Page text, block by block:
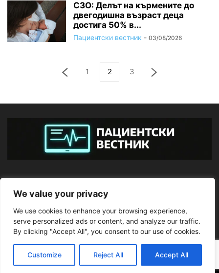
We value your privacy
We use cookies to enhance your browsing experience,
serve personalized ads or content, and analyze our traffic.
By clicking "Accept All", you consent to our use of cookies.
Customize Reject All Accept All
СЗО: Делът на кърмените до
двегодишна възраст деца
достига 50% в...
Пациентски вестник - 03/08/2026
1 2 3
ПОСЛЕДВАЙТЕ НИ